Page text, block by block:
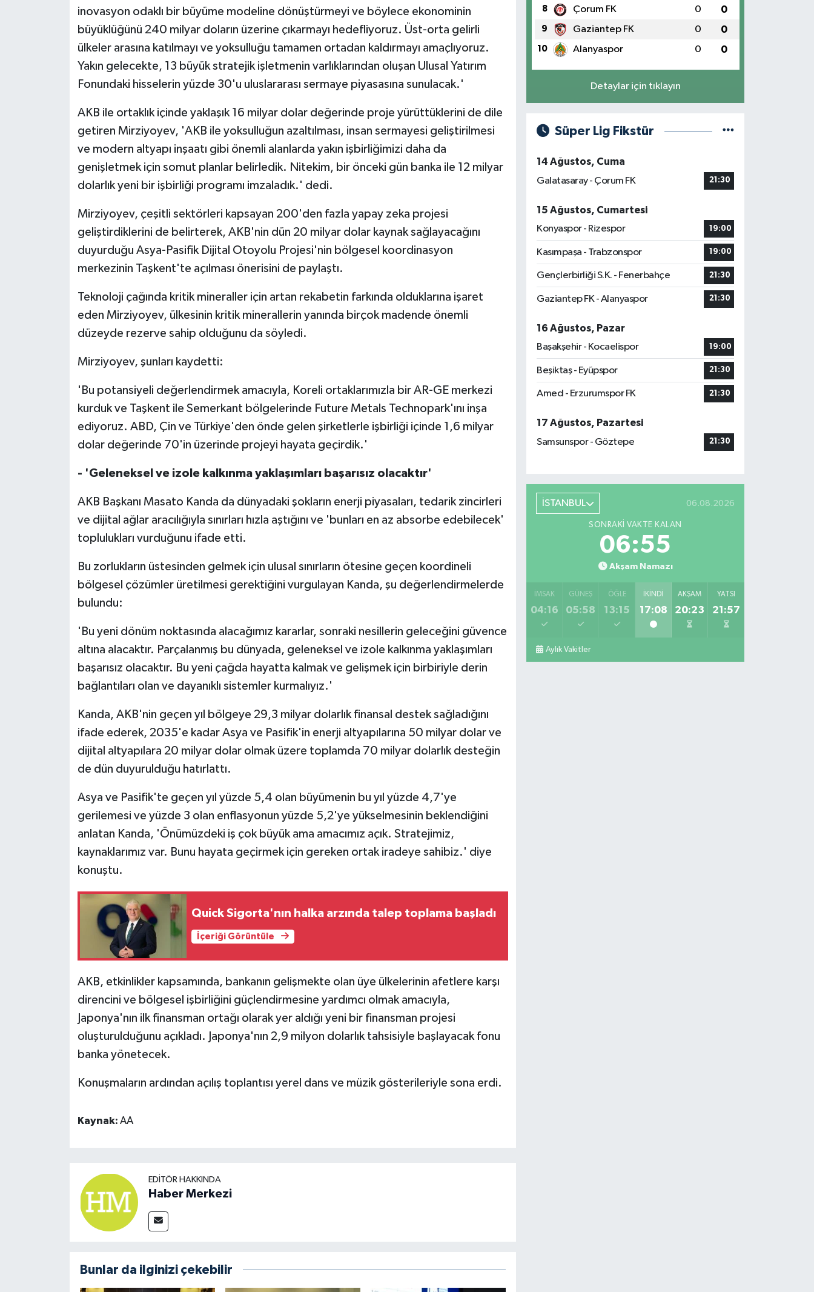
inovasyon odaklı bir büyüme modeline dönüştürmeyi ve böylece ekonominin
büyüklüğünü 240 milyar doların üzerine çıkarmayı hedefliyoruz. Üst-orta gelirli
ülkeler arasına katılmayı ve yoksulluğu tamamen ortadan kaldırmayı amaçlıyoruz.
Yakın gelecekte, 13 büyük stratejik işletmenin varlıklarından oluşan Ulusal Yatırım
Fonundaki hisselerin yüzde 30'u uluslararası sermaye piyasasına sunulacak.'
AKB ile ortaklık içinde yaklaşık 16 milyar dolar değerinde proje yürüttüklerini de dile
getiren Mirziyoyev, 'AKB ile yoksulluğun azaltılması, insan sermayesi geliştirilmesi
ve modern altyapı inşaatı gibi önemli alanlarda yakın işbirliğimizi daha da
genişletmek için somut planlar belirledik. Nitekim, bir önceki gün banka ile 12 milyar
dolarlık yeni bir işbirliği programı imzaladık.' dedi.
Mirziyoyev, çeşitli sektörleri kapsayan 200'den fazla yapay zeka projesi
geliştirdiklerini de belirterek, AKB'nin dün 20 milyar dolar kaynak sağlayacağını
duyurduğu Asya-Pasifik Dijital Otoyolu Projesi'nin bölgesel koordinasyon
merkezinin Taşkent'te açılması önerisini de paylaştı.
Teknoloji çağında kritik mineraller için artan rekabetin farkında olduklarına işaret
eden Mirziyoyev, ülkesinin kritik minerallerin yanında birçok madende önemli
düzeyde rezerve sahip olduğunu da söyledi.
Mirziyoyev, şunları kaydetti:
'Bu potansiyeli değerlendirmek amacıyla, Koreli ortaklarımızla bir AR-GE merkezi
kurduk ve Taşkent ile Semerkant bölgelerinde Future Metals Technopark'ını inşa
ediyoruz. ABD, Çin ve Türkiye'den önde gelen şirketlerle işbirliği içinde 1,6 milyar
dolar değerinde 70'in üzerinde projeyi hayata geçirdik.'
- 'Geleneksel ve izole kalkınma yaklaşımları başarısız olacaktır'
AKB Başkanı Masato Kanda da dünyadaki şokların enerji piyasaları, tedarik zincirleri
ve dijital ağlar aracılığıyla sınırları hızla aştığını ve 'bunları en az absorbe edebilecek'
toplulukları vurduğunu ifade etti.
Bu zorlukların üstesinden gelmek için ulusal sınırların ötesine geçen koordineli
bölgesel çözümler üretilmesi gerektiğini vurgulayan Kanda, şu değerlendirmelerde
bulundu:
'Bu yeni dönüm noktasında alacağımız kararlar, sonraki nesillerin geleceğini güvence
altına alacaktır. Parçalanmış bu dünyada, geleneksel ve izole kalkınma yaklaşımları
başarısız olacaktır. Bu yeni çağda hayatta kalmak ve gelişmek için birbiriyle derin
bağlantıları olan ve dayanıklı sistemler kurmalıyız.'
Kanda, AKB'nin geçen yıl bölgeye 29,3 milyar dolarlık finansal destek sağladığını
ifade ederek, 2035'e kadar Asya ve Pasifik'in enerji altyapılarına 50 milyar dolar ve
dijital altyapılara 20 milyar dolar olmak üzere toplamda 70 milyar dolarlık desteğin
de dün duyurulduğu hatırlattı.
Asya ve Pasifik'te geçen yıl yüzde 5,4 olan büyümenin bu yıl yüzde 4,7'ye
gerilemesi ve yüzde 3 olan enflasyonun yüzde 5,2'ye yükselmesinin beklendiğini
anlatan Kanda, 'Önümüzdeki iş çok büyük ama amacımız açık. Stratejimiz,
kaynaklarımız var. Bunu hayata geçirmek için gereken ortak iradeye sahibiz.' diye
konuştu.
Quick Sigorta'nın halka arzında talep toplama başladı
İçeriği Görüntüle
AKB, etkinlikler kapsamında, bankanın gelişmekte olan üye ülkelerinin afetlere karşı
direncini ve bölgesel işbirliğini güçlendirmesine yardımcı olmak amacıyla,
Japonya'nın ilk finansman ortağı olarak yer aldığı yeni bir finansman projesi
oluşturulduğunu açıkladı. Japonya'nın 2,9 milyon dolarlık tahsisiyle başlayacak fonu
banka yönetecek.
Konuşmaların ardından açılış toplantısı yerel dans ve müzik gösterileriyle sona erdi.
Kaynak: AA
EDITÖR HAKKINDA
Haber Merkezi
Bunlar da ilginizi çekebilir
8 Çorum FK 0 0
9 Gaziantep FK 0 0
10 Alanyaspor 0 0
Detaylar için tıklayın
Süper Lig Fikstür
14 Ağustos, Cuma
Galatasaray - Çorum FK
21:30
15 Ağustos, Cumartesi
Konyaspor - Rizespor
19:00
Kasımpaşa - Trabzonspor 19:00
Gençlerbirliği S.K. - Fenerbahçe 21:30
Gaziantep FK - Alanyaspor 21:30
16 Ağustos, Pazar
Başakşehir - Kocaelispor
19:00
Beşiktaş - Eyüpspor 21:30
Amed - Erzurumspor FK 21:30
17 Ağustos, Pazartesi
Samsunspor - Göztepe
21:30
İSTANBUL 06.08.2026
SONRAKI VAKTE KALAN
06:54
Akşam Namazı
İMSAK
04:16
GÜNEŞ
05:58
ÖĞLE
13:15
İKINDI
17:08
AKŞAM
20:23
YATSI
21:57
Aylık Vakitler